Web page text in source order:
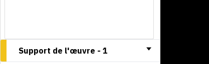
Support de l'œuvre - 1